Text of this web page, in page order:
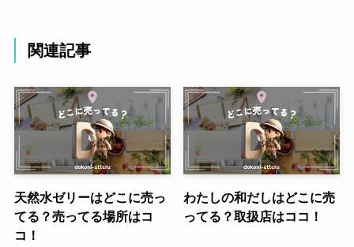
関連記事
天然水ゼリーはどこに売っ
てる？売ってる場所はコ
コ！
わたしの和だしはどこに売
ってる？取扱店はココ！